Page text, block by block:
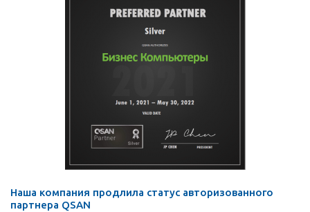
Наша компания продлила статус авторизованного
партнера QSAN